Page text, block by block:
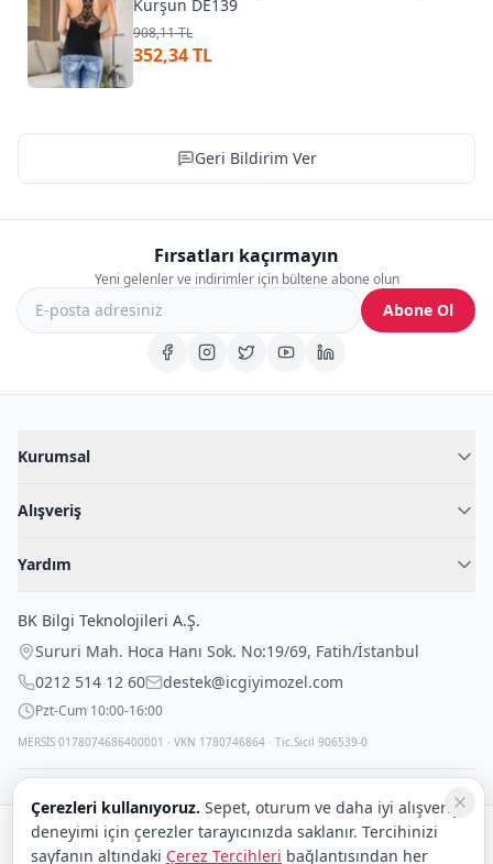
Kurşun DE139
908,11 TL
352,34 TL
Geri Bildirim Ver
Fırsatları kaçırmayın
Yeni gelenler ve indirimler için bültene abone olun
Abone Ol
Kurumsal
Blog
İç Giyim Rehberi
Alışveriş
Fantazi İç Giyim
Çocuk İç Giyim
Outlet Fırsatları
Yardım
İade Politikası
Gizli Paketleme
BK Bilgi Teknolojileri A.Ş.
Sururi Mah. Hoca Hanı Sok. No:19/69, Fatih/İstanbul
0212 514 12 60
destek@icgiyimozel.com
Pzt-Cum 10:00-16:00
MERSİS 0178074686400001 · VKN 1780746864 · Tic.Sicil 906539-0
Güvenli alışveriş:
Çerezleri kullanıyoruz. Sepet, oturum ve daha iyi alışveriş
deneyimi için çerezler tarayıcınızda saklanır. Tercihinizi
sayfanın altındaki Çerez Tercihleri bağlantısından her